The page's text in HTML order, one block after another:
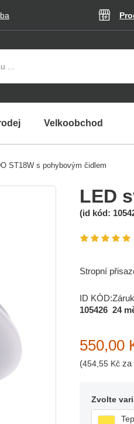
Velkoobchod
ST18W s pohybovým čidlem
LED
(id kód:
Stropní
ID KÓD:
105426 24
550,00
(454,55 Kč za
Zvolte